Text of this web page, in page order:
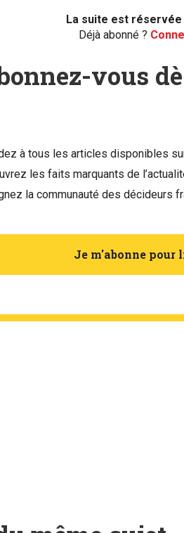
La suite est réservée
Déjà abonné ?
vous
à tous les articles disponibles
les faits marquants de
la communauté des décideurs
Je m'abonne pour